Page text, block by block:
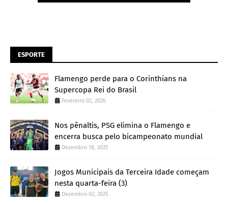
ESPORTE
Flamengo perde para o Corinthians na
Supercopa Rei do Brasil
Fevereiro 02, 2026
Nos pênaltis, PSG elimina o Flamengo e
encerra busca pelo bicampeonato mundial
Dezembro 18, 2025
Jogos Municipais da Terceira Idade começam
nesta quarta-feira (3)
Dezembro 02, 2025